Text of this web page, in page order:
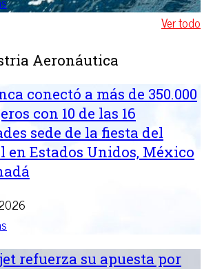
Ver todo
Aeronáutica
conectó a más de 350.000
con 10 de las 16
sede de la fiesta del
en Estados Unidos, México
refuerza su apuesta por